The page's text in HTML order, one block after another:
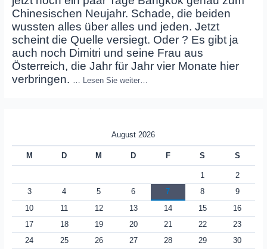
Chinesischen Neujahr. Schade, die beiden
wussten alles über alles und jeden. Jetzt
scheint die Quelle versiegt. Oder ? Es gibt ja
auch noch Dimitri und seine Frau aus
Österreich, die Jahr für Jahr vier Monate hier
verbringen. … Lesen Sie weiter…
August 2026
M D M D F S S
1
2
3
4 5 6 7 8
9
10
11 12 13 14 15
16
17
18 19 20 21 22
23
24
25 26 27 28 29
30